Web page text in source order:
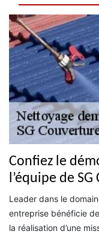
Confiez le
l’équipe de
Leader dans le
entreprise bénéficie
la réalisation d’une